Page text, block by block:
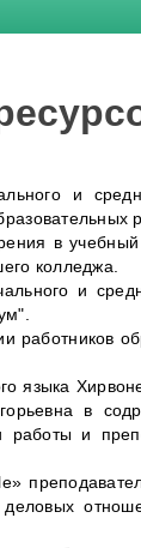
и
в
колледжа.
и
работников
языка
в
работы и
»